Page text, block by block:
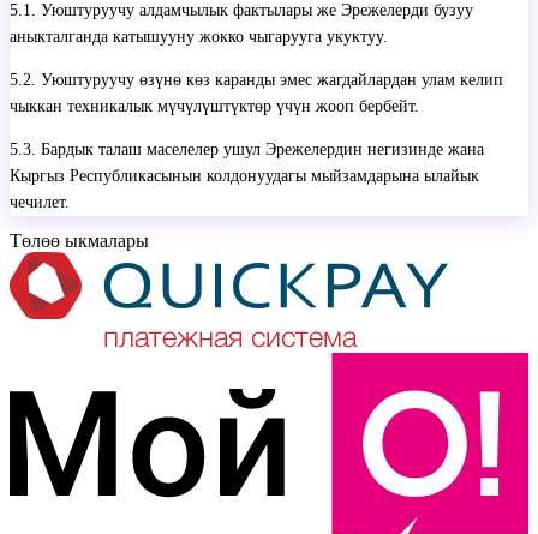
5.1. Уюштуруучу алдамчылык фактылары же Эрежелерди бузуу
аныкталганда катышууну жокко чыгарууга укуктуу.
5.2. Уюштуруучу өзүнө көз каранды эмес жагдайлардан улам келип
чыккан техникалык мүчүлүштүктөр үчүн жооп бербейт.
5.3. Бардык талаш маселелер ушул Эрежелердин негизинде жана
Кыргыз Республикасынын колдонуудагы мыйзамдарына ылайык
чечилет.
Төлөө ыкмалары